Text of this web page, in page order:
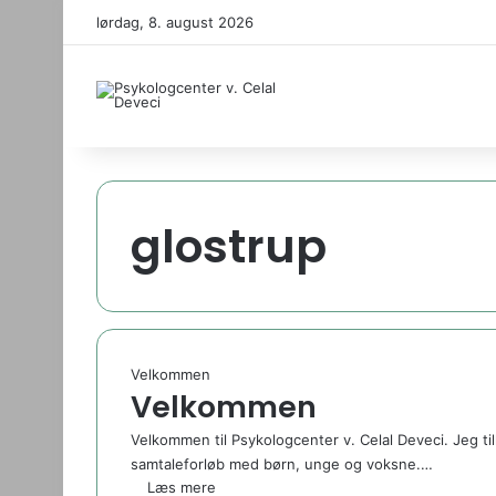
lørdag, 8. august 2026
glostrup
Velkommen
Velkommen
Velkommen til Psykologcenter v. Celal Deveci. Jeg
samtaleforløb med børn, unge og voksne.…
Læs mere